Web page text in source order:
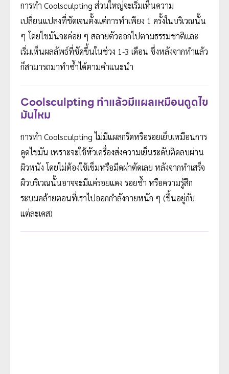
การทำ Coolsculpting ส่วนใหญ่จะเริ่มเห็นความ
เปลี่ยนแปลงที่ชัดเจนตั้งแต่การทำเพียง 1 ครั้งในบริเวณนั้น
ๆ โดยไขมันจะค่อย ๆ สลายตัวออกไปตามธรรมชาติและ
เริ่มเห็นผลลัพธ์ที่ชัดขึ้นในช่วง 1-3 เดือน ซึ่งหลังจากทำแล้ว
ก็สามารถมาทำซ้ำได้ตามคำแนะนำ
Coolsculpting ทำแล้วมีแผลเหมือนดูดไข
มันไหม
การทำ Coolsculpting ไม่มีแผลกรีดหรือรอยเย็บเหมือนการ
ดูดไขมัน เพราะจะใช้หัวเครื่องส่งความเย็นระดับติดลบผ่าน
ผิวหนัง โดยไม่ต้องใช้เข็มหรือมีดผ่าตัดเลย หลังจากทำเสร็จ
ผิวบริเวณนั้นอาจจะมีแค่รอยแดง รอยช้ำ หรือความรู้สึก
ระบมคล้ายตอนที่เราไปออกกำลังกายหนัก ๆ (ขึ้นอยู่กับ
แต่ละเคส)